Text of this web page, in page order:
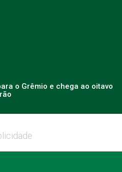
o Grêmio e chega ao oitavo